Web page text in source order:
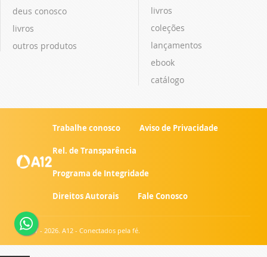
deus conosco
livros
outros produtos
livros
coleções
lançamentos
ebook
catálogo
Trabalhe conosco Aviso de Privacidade
Rel. de Transparência
Programa de Integridade
Direitos Autorais Fale Conosco
© 2007 - 2026. A12 - Conectados pela fé.